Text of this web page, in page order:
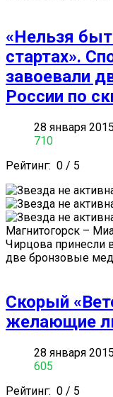
«Нельзя
стартах».
завоевали
России по
28 января 2015
710
Рейтинг: 0 / 5
Магнитогорск –
Чирцова принесли
две бронзовые
Скорый
желающие
28 января 2015
605
Рейтинг: 0 / 5